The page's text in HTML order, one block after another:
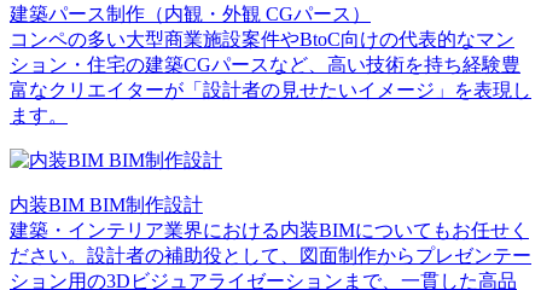
建築パース制作（内観・外観 CGパース）
コンペの多い大型商業施設案件やBtoC向けの代表的なマン
ション・住宅の建築CGパースなど、高い技術を持ち経験豊
富なクリエイターが「設計者の見せたいイメージ」を表現し
ます。
内装BIM BIM制作設計
建築・インテリア業界における内装BIMについてもお任せく
ださい。設計者の補助役として、図面制作からプレゼンテー
ション用の3Dビジュアライゼーションまで、一貫した高品